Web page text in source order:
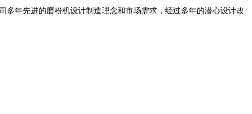
年先进的磨粉机设计制造理念和市场需求，经过多年的潜心设计改